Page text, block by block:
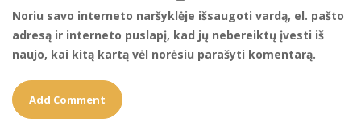
Noriu savo interneto naršyklėje išsaugoti vardą, el. pašto
adresą ir interneto puslapį, kad jų nebereiktų įvesti iš
naujo, kai kitą kartą vėl norėsiu parašyti komentarą.